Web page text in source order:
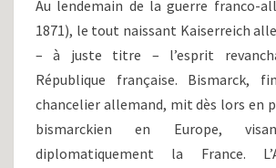
Au lendemain de la guerre franco-
1871), le tout naissant Kaiserreich
– à juste titre – l’esprit
République française. Bismarck,
chancelier allemand, mit dès lors en
bismarckien en Europe,
diplomatiquement la France.